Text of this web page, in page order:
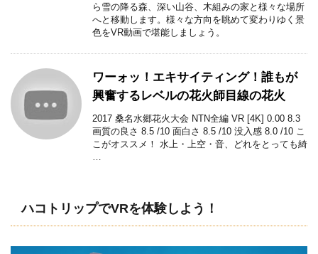
ら雪の降る森、深い山谷、木組みの家と様々な場所
へと移動します。様々な方向を眺めて変わりゆく景
色をVR動画で堪能しましょう。
ワーォッ！エキサイティング！誰もが
興奮するレベルの花火師目線の花火
2017 桑名水郷花火大会 NTN全編 VR [4K] 0.00 8.3
画質の良さ 8.5 /10 面白さ 8.5 /10 没入感 8.0 /10 こ
こがオススメ！ 水上・上空・音、どれをとっても綺
ハコトリップでVRを体験しよう！